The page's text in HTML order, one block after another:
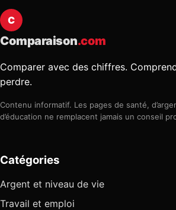
C
Comparaison.com
Comparer avec des chiffres.
perdre.
Contenu informatif. Les pages de santé,
d’éducation ne remplacent jamais un conseil
Catégories
Argent et niveau de vie
Travail et emploi